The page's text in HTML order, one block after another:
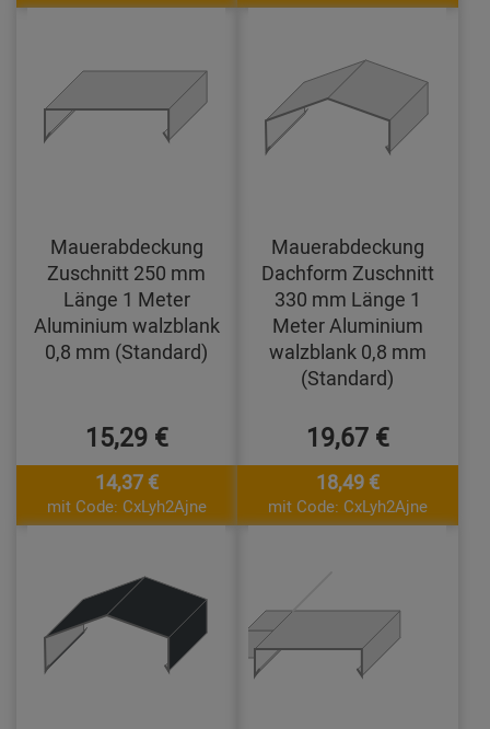
Mauerabdeckung
Zuschnitt 250 mm
Länge 1 Meter
Aluminium walzblank
0,8 mm (Standard)
15,29 €
14,37 €
mit Code: CxLyh2Ajne
Mauerabdeckung
Dachform Zuschnitt
330 mm Länge 1
Meter Aluminium
walzblank 0,8 mm
(Standard)
19,67 €
18,49 €
mit Code: CxLyh2Ajne